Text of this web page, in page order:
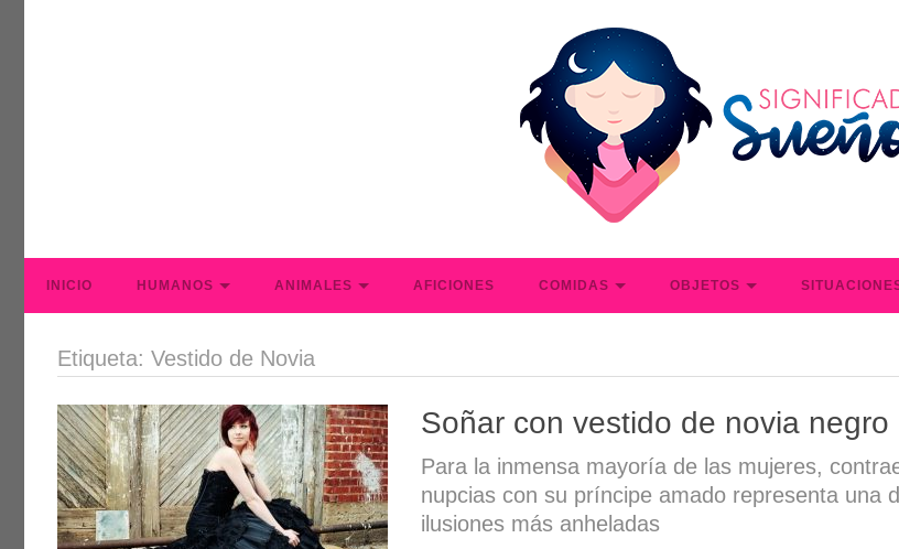
INICIO HUMANOS ANIMALES AFICIONES COMIDAS OBJETOS
Etiqueta: Vestido de Novia
Soñar con vestido de novia negro
Para la inmensa mayoría de las mujeres,
nupcias con su príncipe amado representa una
ilusiones más anheladas